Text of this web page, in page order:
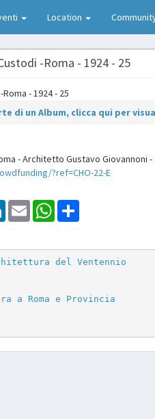
Location
-Roma - 1924 - 25
di un Album, clicca qui per
- Architetto Gustavo Giovannoni -
?ref=CHO-22-E
LinkedInEmail WhatsApp
del Ventennio
a Roma e Provincia